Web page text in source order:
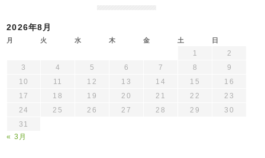
2026年8月
月 火 水 木 金 土 日
1
2
3
4 5 6 7 8
9
10
11 12 13 14 15
16
17
18 19 20 21 22
23
24
25 26 27 28 29
30
31
« 3月